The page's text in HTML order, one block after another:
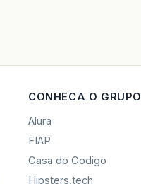
CONHECA O GRUPO
Alura
FIAP
Casa do Codigo
Hipsters.tech